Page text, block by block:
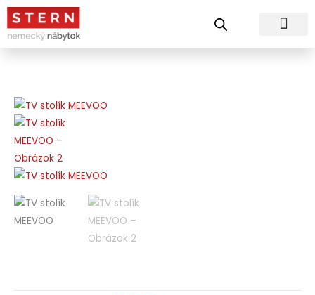
Preskočiť
na
obsah